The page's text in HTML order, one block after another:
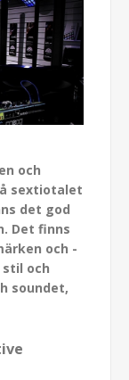
och
sextiotalet
det god
Det finns
och -
och
soundet,